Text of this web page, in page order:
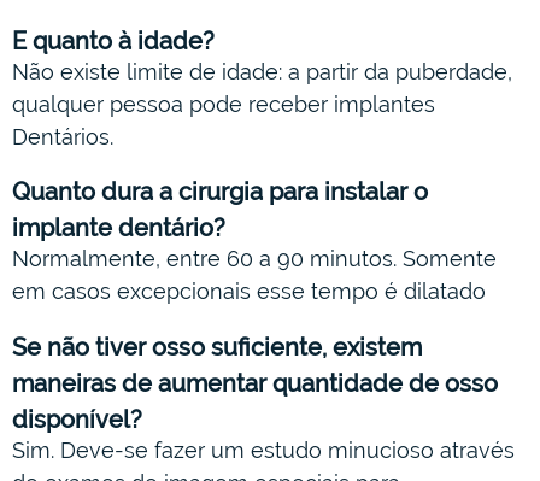
E quanto à idade?
Não existe limite de idade: a partir da puberdade,
qualquer pessoa pode receber implantes
Dentários.
Quanto dura a cirurgia para instalar o
implante dentário?
Normalmente, entre 60 a 90 minutos. Somente
em casos excepcionais esse tempo é dilatado
Se não tiver osso suficiente, existem
maneiras de aumentar quantidade de osso
disponível?
Sim. Deve-se fazer um estudo minucioso através